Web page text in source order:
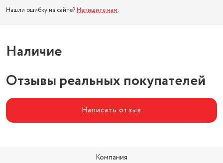
Нашли ошибку на сайте? Напишите нам.
Наличие
Отзывы реальных покупателей
Написать отзыв
Компания